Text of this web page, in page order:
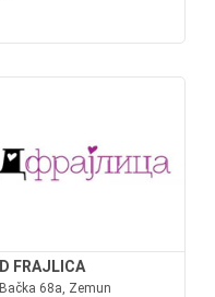
D FRAJLICA
Bačka 68a, Zemun